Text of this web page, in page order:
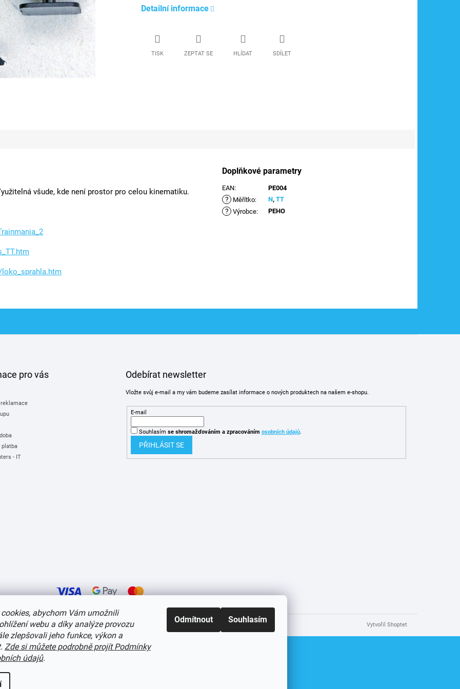
abychom Vám umožnili
webu a díky analýze provozu
zlepšovali jeho funkce, výkon a
Zde si můžete podrobně projít Podmínky
údajů.
Odmítnout Souhlasím
Detailní informace
TISK ZEPTAT SE HLÍDAT SDÍLET
všude, kde není prostor pro celou kinematiku.
Doplňkové parametry
EAN: PE004
? Měřítko: N,TT
? Výrobce: PEHO
pro vás
platba
- IT
Odebírat newsletter
Vložte svůj e-mail a my vám budeme zasílat informace o nových produktech na našem e-shopu.
E-mail
Souhlasím se shromažďováním a zpracováním osobních údajů.
PŘIHLÁSIT SE
Vytvořil Shoptet
cookies